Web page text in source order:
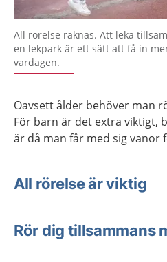
All rörelse räknas. Att leka
en lekpark är ett sätt att få in
vardagen.
Oavsett ålder behöver man
För barn är det extra viktigt,
är då man får med sig vanor
All rörelse är viktig
Rör dig tillsammans